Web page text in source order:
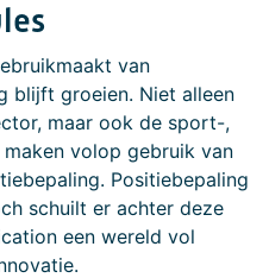
van
blijft groeien. Niet alleen
maar ook de sport-,
volop gebruik van
Positiebepaling
schuilt er achter deze
een wereld vol